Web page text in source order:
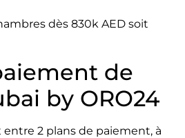
dès 830k AED soit
de
by ORO24
entre 2 plans de paiement, à